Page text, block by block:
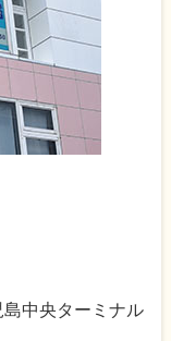
中央ターミナル